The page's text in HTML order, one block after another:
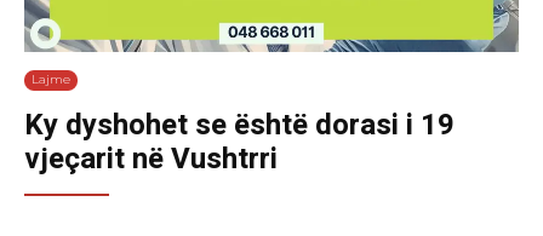
Lajme
Ky dyshohet se është dorasi i 19
vjeçarit në Vushtrri